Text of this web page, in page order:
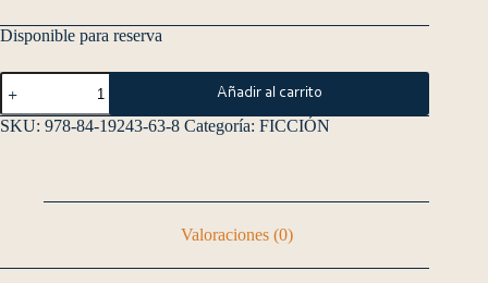
Disponible para reserva
Añadir al carrito
SKU: 978-84-19243-63-8 Categoría: FICCIÓN
Valoraciones (0)